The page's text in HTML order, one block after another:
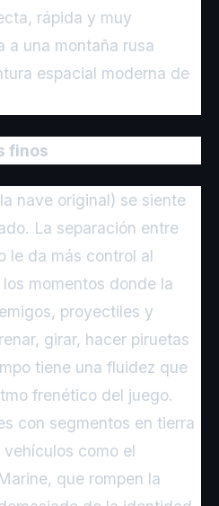
rápida y muy
a una montaña rusa
espacial moderna de
finos
nave original) se siente
La separación entre
le da más control al
momentos donde la
proyectiles y
girar, hacer piruetas
tiene una fluidez que
frenético del juego.
con segmentos en tierra
como el
que rompen la